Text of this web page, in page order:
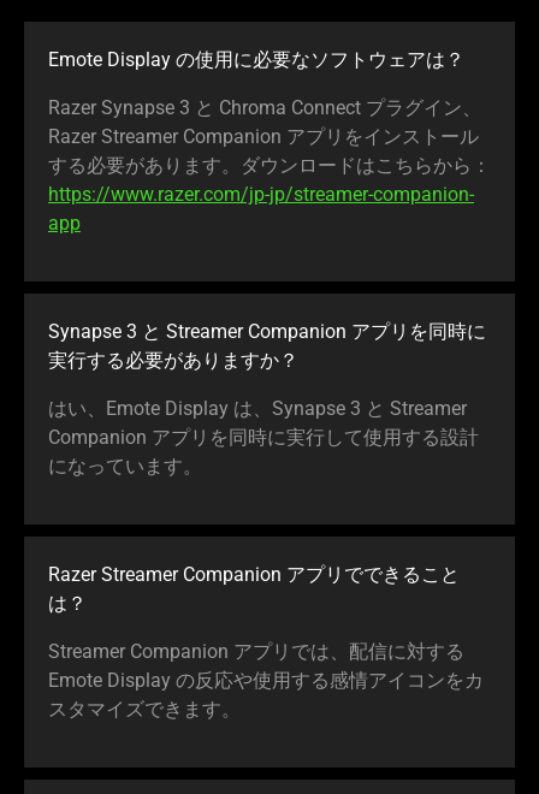
Emote Display の使用に必要なソフトウェアは？
Razer Synapse 3 と Chroma Connect プラグイン、
Razer Streamer Companion アプリをインストール
する必要があります。ダウンロードはこちらから：
https://www.razer.com/jp-jp/streamer-companion-
app
Synapse 3 と Streamer Companion アプリを同時に
実行する必要がありますか？
はい、Emote Display は、Synapse 3 と Streamer
Companion アプリを同時に実行して使用する設計
になっています。
Razer Streamer Companion アプリでできること
は？
Streamer Companion アプリでは、配信に対する
Emote Display の反応や使用する感情アイコンをカ
スタマイズできます。